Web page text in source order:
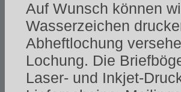
Auf Wunsch können
Wasserzeichen
Abheftlochung
Lochung. Die
Laser- und Inkjet-